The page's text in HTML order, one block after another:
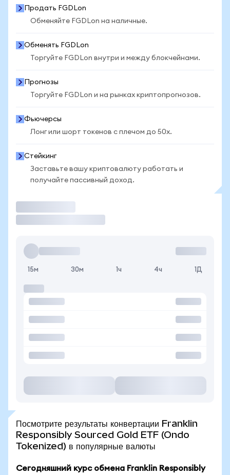
Продать FGDLon
Обменяйте FGDLon на наличные.
Обменять FGDLon
Торгуйте FGDLon внутри и между блокчейнами.
Прогнозы
Торгуйте FGDLon и на рынках криптопрогнозов.
Фьючерсы
Лонг или шорт токенов с плечом до 50x.
Стейкинг
Заставьте вашу криптовалюту работать и
получайте пассивный доход.
15м 30м 1ч 4ч 1Д
Посмотрите результаты конвертации Franklin
Responsibly Sourced Gold ETF (Ondo
Tokenized) в популярные валюты
Сегодняшний курс обмена Franklin Responsibly